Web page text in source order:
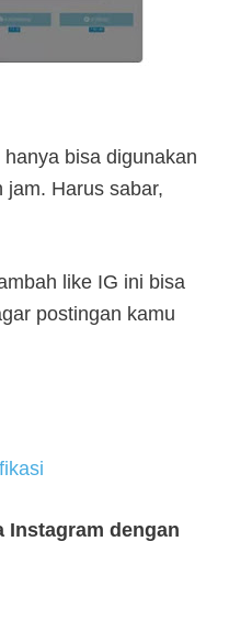
bisa digunakan
jam. Harus sabar,
like IG ini bisa
postingan kamu
Instagram dengan